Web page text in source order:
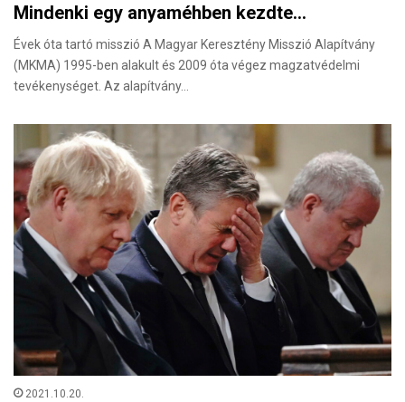
Mindenki egy anyaméhben kezdte…
Évek óta tartó misszió A Magyar Keresztény Misszió Alapítvány
(MKMA) 1995-ben alakult és 2009 óta végez magzatvédelmi
tevékenységet. Az alapítvány…
2021.10.20.